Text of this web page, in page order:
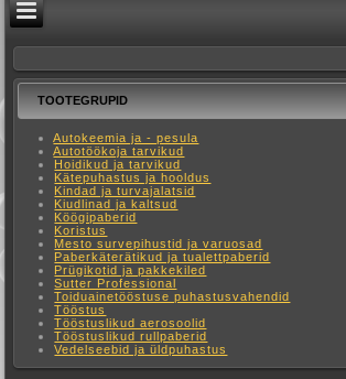
TOOTEGRUPID
Autokeemia ja - pesula
Autotöökoja tarvikud
Hoidikud ja tarvikud
Kätepuhastus ja hooldus
Kindad ja turvajalatsid
Kiudlinad ja kaltsud
Köögipaberid
Koristus
Mesto survepihustid ja varuosad
Paberkäterätikud ja tualettpaberid
Prügikotid ja pakkekiled
Sutter Professional
Toiduainetööstuse puhastusvahendid
Tööstus
Tööstuslikud aerosoolid
Tööstuslikud rullpaberid
Vedelseebid ja üldpuhastus